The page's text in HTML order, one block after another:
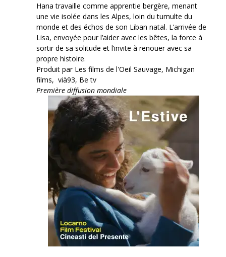
Hana travaille comme apprentie bergère, menant
une vie isolée dans les Alpes, loin du tumulte du
monde et des échos de son Liban natal. L’arrivée de
Lisa, envoyée pour l’aider avec les bêtes, la force à
sortir de sa solitude et l’invite à renouer avec sa
propre histoire.
Produit par Les films de l'Oeil Sauvage, Michigan
films, vià93, Be tv
Première diffusion mondiale